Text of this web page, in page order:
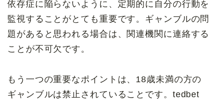
依存症に陥らないように、定期的に自分の行動を
監視することがとても重要です。ギャンブルの問
題があると思われる場合は、関連機関に連絡する
ことが不可欠です。
もう一つの重要なポイントは、18歳未満の方の
ギャンブルは禁止されていることです。tedbet